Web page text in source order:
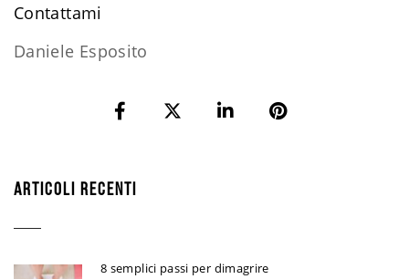
​Contattami
Daniele Esposito
ARTICOLI RECENTI
8 semplici passi per dimagrire